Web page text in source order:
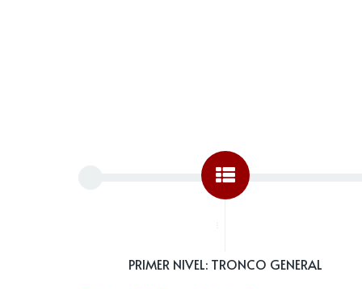
PRIMER NIVEL: TRONCO GENERAL